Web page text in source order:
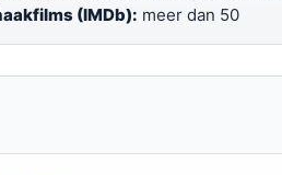
(IMDb): meer dan 50